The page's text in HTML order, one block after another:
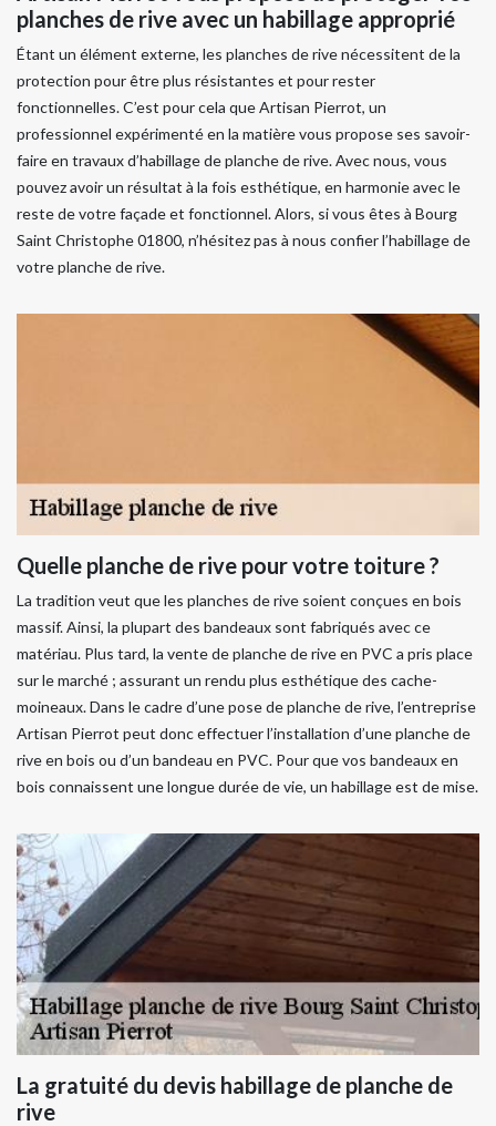
planches de rive avec un habillage approprié
Étant un élément externe, les planches de rive nécessitent de la
protection pour être plus résistantes et pour rester
fonctionnelles. C’est pour cela que Artisan Pierrot, un
professionnel expérimenté en la matière vous propose ses savoir-
faire en travaux d’habillage de planche de rive. Avec nous, vous
pouvez avoir un résultat à la fois esthétique, en harmonie avec le
reste de votre façade et fonctionnel. Alors, si vous êtes à Bourg
Saint Christophe 01800, n’hésitez pas à nous confier l’habillage de
votre planche de rive.
Quelle planche de rive pour votre toiture ?
La tradition veut que les planches de rive soient conçues en bois
massif. Ainsi, la plupart des bandeaux sont fabriqués avec ce
matériau. Plus tard, la vente de planche de rive en PVC a pris place
sur le marché ; assurant un rendu plus esthétique des cache-
moineaux. Dans le cadre d’une pose de planche de rive, l’entreprise
Artisan Pierrot peut donc effectuer l’installation d’une planche de
rive en bois ou d’un bandeau en PVC. Pour que vos bandeaux en
bois connaissent une longue durée de vie, un habillage est de mise.
La gratuité du devis habillage de planche de
rive